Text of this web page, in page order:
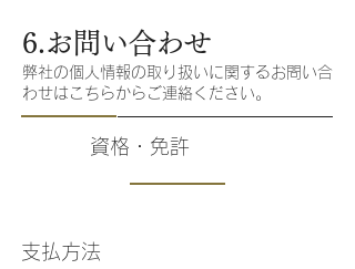
6.お問い合わせ
弊社の個人情報の取り扱いに関するお問い合
わせはこちらからご連絡ください。
資格・免許
支払方法